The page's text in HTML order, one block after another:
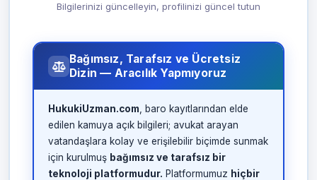
Bilgilerinizi güncelleyin, profilinizi güncel tutun
Bağımsız, Tarafsız ve Ücretsiz
Dizin — Aracılık Yapmıyoruz
HukukiUzman.com , baro kayıtlarından elde
edilen kamuya açık bilgileri; avukat arayan
vatandaşlara kolay ve erişilebilir biçimde sunmak
için kurulmuş bağımsız ve tarafsız bir
teknoloji platformudur. Platformumuz hiçbir